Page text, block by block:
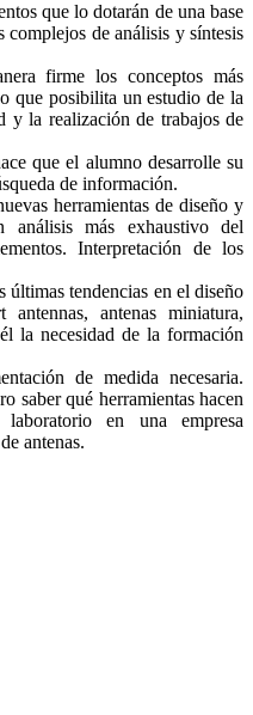
que lo dotarán de una base
complejos de análisis y síntesis
firme los conceptos más
que posibilita un estudio de la
y la realización de trabajos de
que el alumno desarrolle su
de información.
herramientas de diseño y
análisis más exhaustivo del
Interpretación de los
últimas tendencias en el diseño
antenas miniatura,
la necesidad de la formación
de medida necesaria.
saber qué herramientas hacen
en una empresa
antenas.